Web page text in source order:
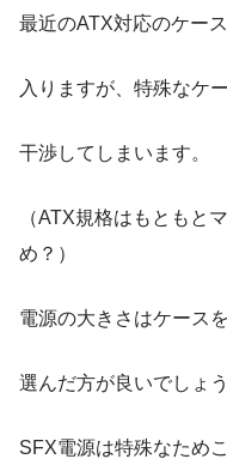
最近のATX対応のケー
入りますが、特殊なケ
干渉してしまいます。
（ATX規格はもともと
め？）
電源の大きさはケース
選んだ方が良いでしょう
SFX電源は特殊なため